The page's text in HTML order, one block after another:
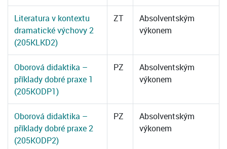
Literatura v kontextu
dramatické výchovy 2
(205KLKD2)
ZT
Absolventským
výkonem
Oborová didaktika –
příklady dobré praxe 1
(205KODP1)
PZ
Absolventským
výkonem
Oborová didaktika –
příklady dobré praxe 2
(205KODP2)
PZ
Absolventským
výkonem